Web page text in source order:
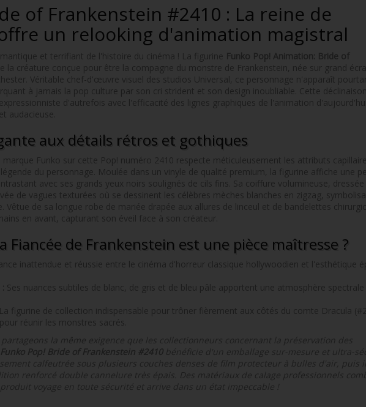
of Frankenstein #2410 : La reine de
un relooking d'animation magistral
et terrifiant de l'histoire du cinéma ! La figurine Funko Pop! Animation: Bride of
la créature conçue pour être la compagne du monstre de Frankenstein, née sur grand
Véritable chef-d'œuvre visuel des studios Universal, ce personnage n'apparaît
à jamais la pop culture par son cri strident et son design inoubliable. Cette
d'autrefois avec l'efficacité des lignes graphiques de l'animation
audacieuse.
aux détails rétros et gothiques
Funko sur cette Pop! numéro 2410 respecte méticuleusement les attributs
du personnage. Moulée dans un vinyle de qualité premium, la figurine affiche une
avec ses grands yeux noirs soulignés de cils fins. Sa coiffure volumineuse, dressée
de vagues texturées où se dessinent les célèbres mèches blanches en zigzag,
Vêtue de sa longue robe de mariée drapée aux allures de linceul et de bandelettes
en avant, capturant son éveil face à son créateur.
Fiancée de Frankenstein est une pièce maîtresse ?
inattendue et réussie entre le cinéma d'horreur classique hollywoodien et l'esthétique
Ses nuances subtiles de blanc, de gris et de bleu pâle apportent une atmosphère
La figurine de collection indispensable pour trôner fièrement aux côtés du comte Dracula
réunir les monstres sacrés.
partageons la même exigence que les collectionneurs concernant la préservation des
Funko Pop! Bride of Frankenstein #2410bénéficie d'un emballage sur-mesure et ultra-
calfeutrée sous plusieurs couches denses de film protecteur à bulles d'air, puis
renforcé double cannelure très épais. Des matériaux de calage professionnels
voyage en toute sécurité et arrive dans un état impeccable !